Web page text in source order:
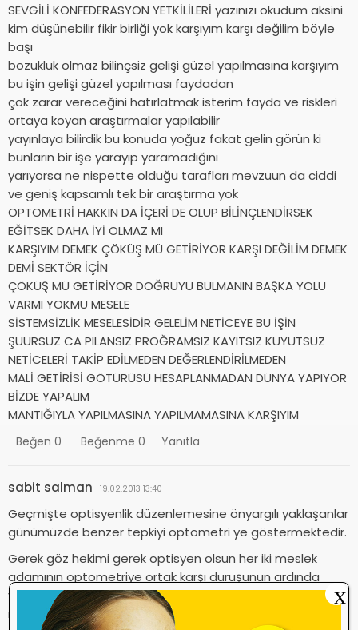
SEVGİLİ KONFEDERASYON YETKİLİLERİ yazınızı okudum aksini
kim düşünebilir fikir birliği yok karşıyım karşı değilim böyle
başı
bozukluk olmaz bilinçsiz gelişi güzel yapılmasına karşıyım
bu işin gelişi güzel yapılması faydadan
çok zarar vereceğini hatırlatmak isterim fayda ve riskleri
ortaya koyan araştırmalar yapılabilir
yayınlaya bilirdik bu konuda yoğuz fakat gelin görün ki
bunların bir işe yarayıp yaramadığını
yarıyorsa ne nispette olduğu tarafları mevzuun da ciddi
ve geniş kapsamlı tek bir araştırma yok
OPTOMETRİ HAKKIN DA İÇERİ DE OLUP BİLİNÇLENDİRSEK
EĞİTSEK DAHA İYİ OLMAZ MI
KARŞIYIM DEMEK ÇÖKÜŞ MÜ GETİRİYOR KARŞI DEĞİLİM DEMEK
DEMİ SEKTÖR İÇİN
ÇÖKÜŞ MÜ GETİRİYOR DOĞRUYU BULMANIN BAŞKA YOLU
VARMI YOKMU MESELE
SİSTEMSİZLİK MESELESİDİR GELELİM NETİCEYE BU İŞİN
ŞUURSUZ CA PILANSIZ PROĞRAMSIZ KAYITSIZ KUYUTSUZ
NETİCELERİ TAKİP EDİLMEDEN DEĞERLENDİRİLMEDEN
MALİ GETİRİSİ GÖTÜRÜSÜ HESAPLANMADAN DÜNYA YAPIYOR
BİZDE YAPALIM
MANTIĞIYLA YAPILMASINA YAPILMAMASINA KARŞIYIM
Beğen 0 Beğenme 0 Yanıtla
sabit salman 19.02.2013 13:40
Geçmişte optisyenlik düzenlemesine önyargılı yaklaşanlar
günümüzde benzer tepkiyi optometri ye göstermektedir.
Gerek göz hekimi gerek optisyen olsun her iki meslek
adamının optometriye ortak karşı duruşunun ardında
yatan gerçek, mesleki haklarının ve gelirlerinin organize bir
rant grubuna aktarılma endişesine kapılmış olmalarıdır.
X